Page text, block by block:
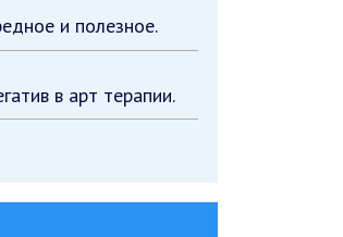
и полезное.
в арт терапии.